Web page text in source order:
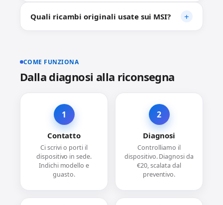
Quali ricambi originali usate sui MSI?
COME FUNZIONA
Dalla diagnosi alla riconsegna
1
Contatto
Ci scrivi o porti il
dispositivo in sede.
Indichi modello e
guasto.
2
Diagnosi
Controlliamo il
dispositivo. Diagnosi da
€20, scalata dal
preventivo.